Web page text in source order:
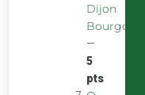
Dijon
Bourgogne
—
5
pts